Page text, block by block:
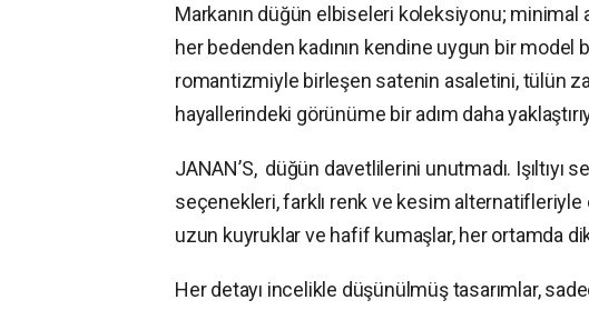
Markanın düğün elbiseleri koleksiyonu; minimal
her bedenden kadının kendine uygun bir
romantizmiyle birleşen satenin asaletini, tülün
hayallerindeki görünüme bir adım daha
JANAN’S, düğün davetlilerini unutmadı. Işıltıyı
seçenekleri, farklı renk ve kesim alternatifleriyle
uzun kuyruklar ve hafif kumaşlar, her ortamda
Her detayı incelikle düşünülmüş tasarımlar,